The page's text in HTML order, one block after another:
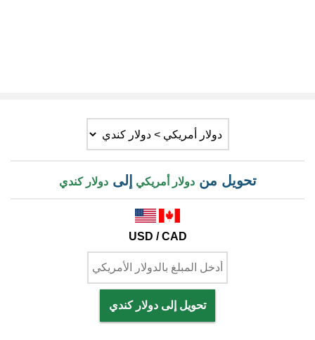
تحويل مندولار أمريكي إلىدولار كندي
USD / CAD
تحويل إلى دولار كندي